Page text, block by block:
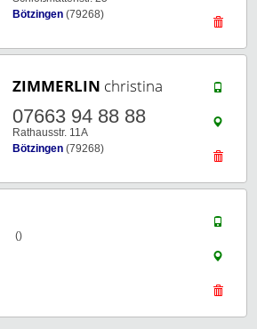
Bötzingen (79268)
ZIMMERLIN christina
07663 94 88 88
Rathausstr. 11A
Bötzingen (79268)
()